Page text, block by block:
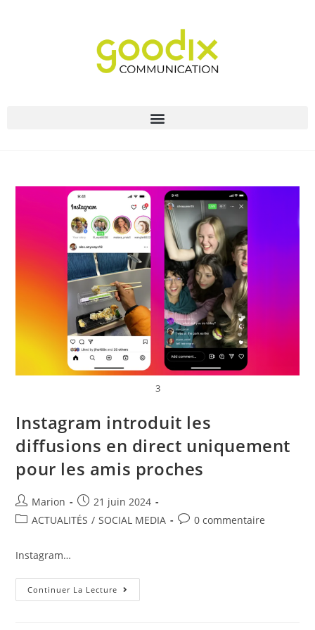
3
Instagram introduit les
diffusions en direct uniquement
pour les amis proches
Marion
21 juin 2024
ACTUALITÉS / SOCIAL MEDIA 0 commentaire
Instagram…
Continuer La Lecture